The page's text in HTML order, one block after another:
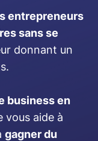
entrepreneurs
sans se
donnant un
business en
vous aide à
gagner du